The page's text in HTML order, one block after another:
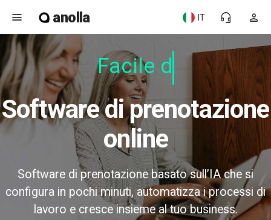
menu anolla person
headset_mic
IT
Facile da
Software di prenotazione
online
Software di prenotazione basato sull’IA che si
configura in pochi minuti, automatizza i processi di
lavoro e cresce insieme al tuo business.